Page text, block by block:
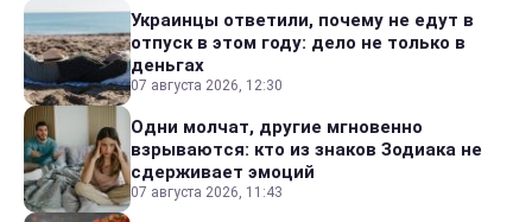
Украинцы ответили, почему не едут в
отпуск в этом году: дело не только в
деньгах
07 августа 2026, 12:30
Одни молчат, другие мгновенно
взрываются: кто из знаков Зодиака не
сдерживает эмоций
07 августа 2026, 11:43